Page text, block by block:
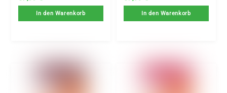
In den Warenkorb In den Warenkorb